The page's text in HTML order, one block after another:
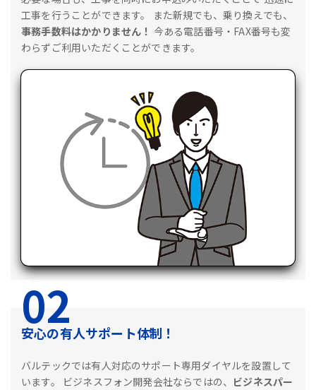
工事を行うことができます。
また新規でも、乗り換えでも、
事務手数料はかかりません！ 今ある電話番号・FAX番号も変
わらずご利用いただくことができます。
02
安心の有人サポート体制！
バルテックでは有人対応のサポート専用ダイヤルを設置して
います。
ビジネスフォン開発会社ならではの、 ビジネスパー